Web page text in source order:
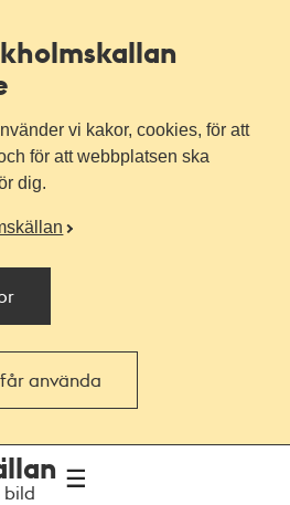
vi kakor, cookies, för att
för att webbplatsen ska
dig.
använda
bild